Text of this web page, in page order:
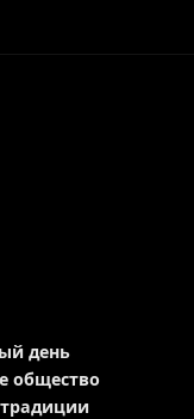
день
общество